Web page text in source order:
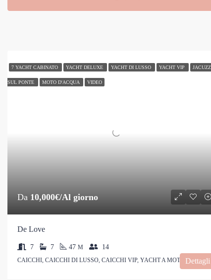
7 YACHT CABINATO YACHT DELUXE YACHT DI LUSSO YACHT VIP
SUL PONTE MOTO D'ACQUA VIDEO
Da 10,000€/Al giorno
De Love
7 7 47 M 14
CAICCHI, CAICCHI DI LUSSO, CAICCHI VIP, YACHT A MOTOREDettagli